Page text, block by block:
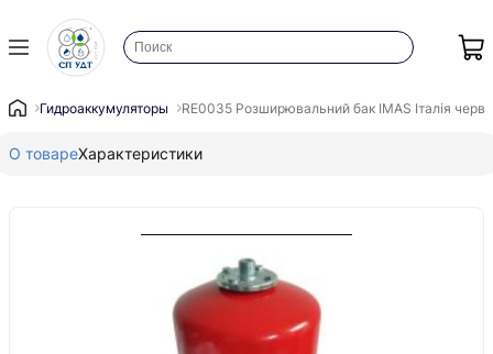
Гидроаккумуляторы RE0035 Розширювальний бак IMAS Італія
О товареХарактеристики